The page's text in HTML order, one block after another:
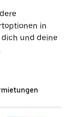
in
und deine